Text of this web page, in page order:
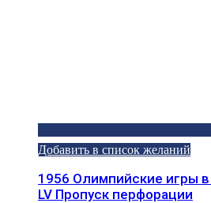
Добавить в список желаний
1956 Олимпийские игры
LV Пропуск перфорации